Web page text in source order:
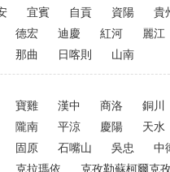
宜賓 自貢 資陽
貴
德宏 迪慶 紅河
麗江
那曲 日喀則 山南
寶雞 漢中 商洛
銅川
隴南 平涼 慶陽
天水
固原 石嘴山 吳忠
中
克拉瑪依 克孜勒蘇柯爾克